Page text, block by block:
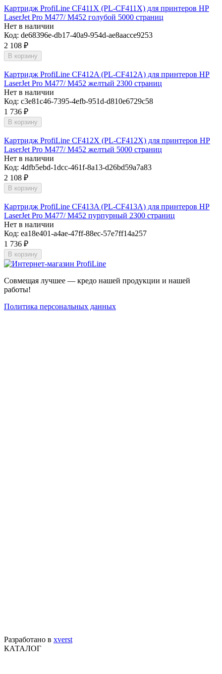
Картридж ProfiLine CF411X (PL-CF411X) для принтеров HP
LaserJet Pro M477/ M452 голубой 5000 страниц
Нет в наличии
Код: de68396e-db17-40a9-954d-ae8aacce9253
2 108 ₽
В корзину
Картридж ProfiLine CF412A (PL-CF412A) для принтеров HP
LaserJet Pro M477/ M452 желтый 2300 страниц
Нет в наличии
Код: c3e81c46-7395-4efb-951d-d810e6729c58
1 736 ₽
В корзину
Картридж ProfiLine CF412X (PL-CF412X) для принтеров HP
LaserJet Pro M477/ M452 желтый 5000 страниц
Нет в наличии
Код: 4dfb5ebd-1dcc-461f-8a13-d26bd59a7a83
2 108 ₽
В корзину
Картридж ProfiLine CF413A (PL-CF413A) для принтеров HP
LaserJet Pro M477/ M452 пурпурный 2300 страниц
Нет в наличии
Код: ea18e401-a4ae-47ff-88ec-57e7ff14a257
1 736 ₽
В корзину
Совмещая лучшее — кредо нашей продукции и нашей
работы!
Политика персональных данных
Разработано в xverst
КАТАЛОГ